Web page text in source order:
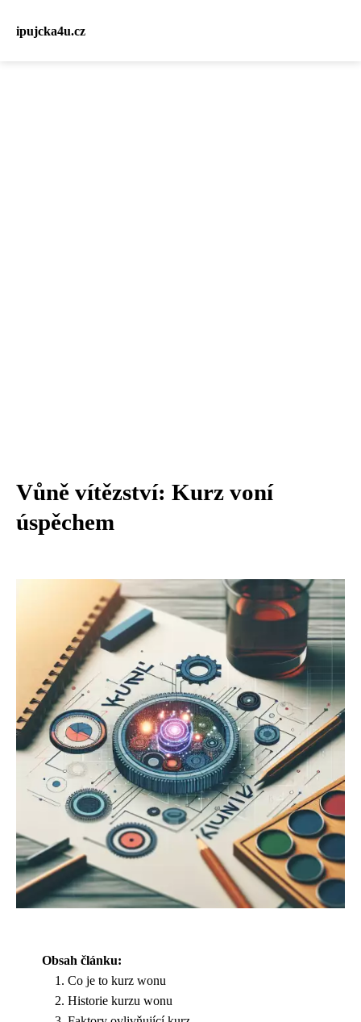
ipujcka4u.cz
Vůně vítězství: Kurz voní
úspěchem
Obsah článku:
Co je to kurz wonu
Historie kurzu wonu